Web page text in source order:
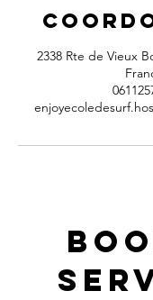
2338 Rte de Vieux